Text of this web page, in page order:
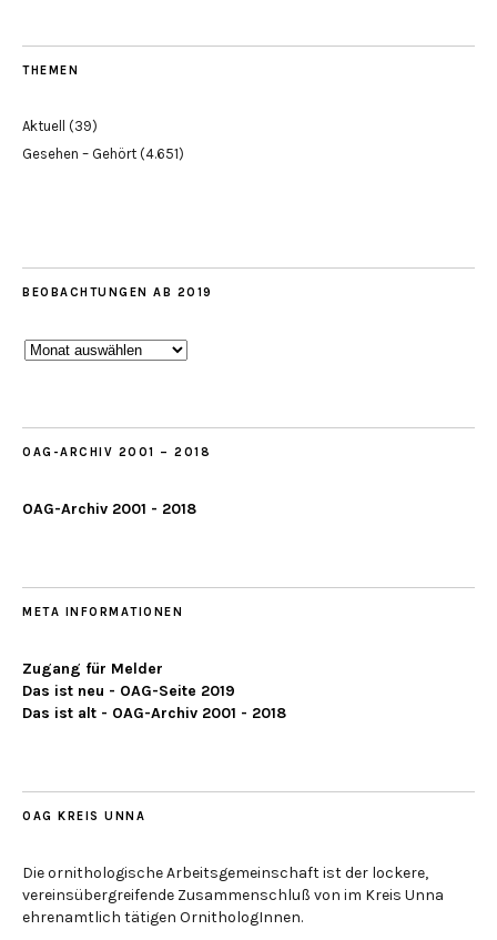
THEMEN
Aktuell
(39)
Gesehen – Gehört (4.651)
BEOBACHTUNGEN AB 2019
Beobachtungen
OAG-ARCHIV 2001 – 2018
OAG-Archiv 2001 - 2018
META INFORMATIONEN
Zugang für Melder
Das ist neu - OAG-Seite 2019
Das ist alt - OAG-Archiv 2001 - 2018
OAG KREIS UNNA
Die ornithologische Arbeitsgemeinschaft ist der lockere,
vereinsübergreifende Zusammenschluß von im Kreis Unna
ehrenamtlich tätigen OrnithologInnen.